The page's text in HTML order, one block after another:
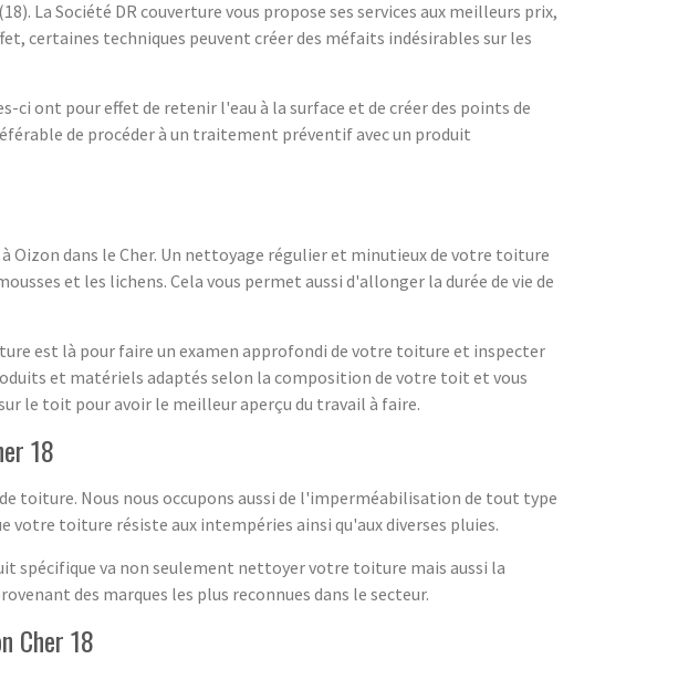
La Société DR couverture vous propose ses services aux meilleurs prix,
certaines techniques peuvent créer des méfaits indésirables sur les
ci ont pour effet de retenir l'eau à la surface et de créer des points de
de procéder à un traitement préventif avec un produit
Oizon dans le Cher. Un nettoyage régulier et minutieux de votre toiture
et les lichens. Cela vous permet aussi d'allonger la durée de vie de
est là pour faire un examen approfondi de votre toiture et inspecter
et matériels adaptés selon la composition de votre toit et vous
le toit pour avoir le meilleur aperçu du travail à faire.
18
toiture. Nous nous occupons aussi de l'imperméabilisation de tout type
toiture résiste aux intempéries ainsi qu'aux diverses pluies.
spécifique va non seulement nettoyer votre toiture mais aussi la
des marques les plus reconnues dans le secteur.
Cher 18